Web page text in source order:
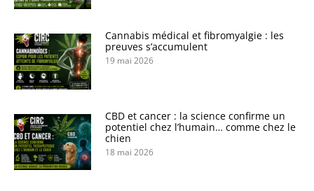
Cannabis médical et fibromyalgie : les
preuves s’accumulent
19 mai 2026
CBD et cancer : la science confirme un
potentiel chez l’humain… comme chez le
chien
18 mai 2026